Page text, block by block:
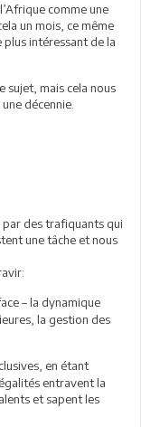
comme une
un mois, ce même
intéressant de la
sujet, mais cela nous
décennie.
par des trafiquants qui
une tâche et nous
– la dynamique
la gestion des
en étant
entravent la
et sapent les